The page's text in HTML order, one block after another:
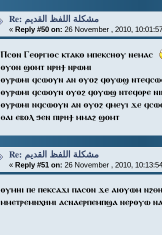
Re: مشكلة اللفظ القديم
« Reply #50 on: 26 November , 2010,
Ⲡⲥⲟⲛ Ⲅⲉⲟⲣⲅⲓⲟⲥ ⲕⲧⲁⲕⲟ ⲙⲡⲉⲕⲥⲏⲟⲩ ⲛⲉⲙⲁⲥ
ⲟⲩⲟⲛ ϣⲟⲙⲧ ⲛⲣⲏϯ ⲛⲣⲱⲙⲓ
ⲟⲩⲣⲱⲙⲓ ϥⲥⲱⲟⲩⲛ ⲁⲛ ⲟⲩⲟϩ ϥⲟⲩⲱϣ
ⲟⲩⲣⲱⲙⲓ ϥⲥⲱⲟⲩⲛ ⲟⲩⲟϩ ϥⲟⲩⲱϣ ⲛⲧⲉϥⲑⲣⲉ
ⲟⲩⲣⲱⲙⲓ ⲛϥⲥⲱⲟⲩⲛ ⲁⲛ ⲟⲩⲟϩ ϥⲙⲉⲩⲓ ϫⲉ
ⲑⲁⲓ ⲉⲃⲟⲗ ϧⲉⲛ ⲡⲓⲣⲏϯ ⲙⲙⲁϩ ϣⲟⲙⲧ
Re: مشكلة اللفظ القديم
« Reply #51 on: 26 November , 2010,
ⲟⲩⲙⲏⲓ ⲡⲉ ⲡⲉⲕⲥⲁϫⲓ ⲡⲁⲥⲟⲛ ϫⲉ ⲁⲓⲟⲩⲱⲙ
ⲙⲙⲉⲧⲣⲉⲙⲛⲭⲏⲙⲓ ⲁⲥⲛⲁⲉⲣⲡⲉⲙⲡϣⲁ ⲛⲉⲣⲟⲩⲱ